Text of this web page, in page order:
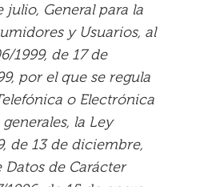
julio, General para la
y Usuarios, al
1999, de 17 de
por el que se regula
o Electrónica
la Ley
de 13 de diciembre,
de Carácter